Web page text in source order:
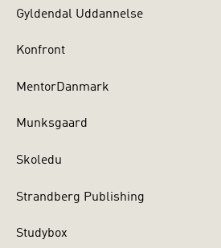
Gyldendal Uddannelse
Konfront
MentorDanmark
Munksgaard
Skoledu
Strandberg Publishing
Studybox